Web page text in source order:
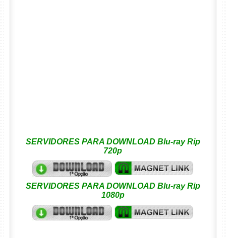
SERVIDORES PARA DOWNLOAD Blu-ray Rip
720p
SERVIDORES PARA DOWNLOAD Blu-ray Rip
1080p